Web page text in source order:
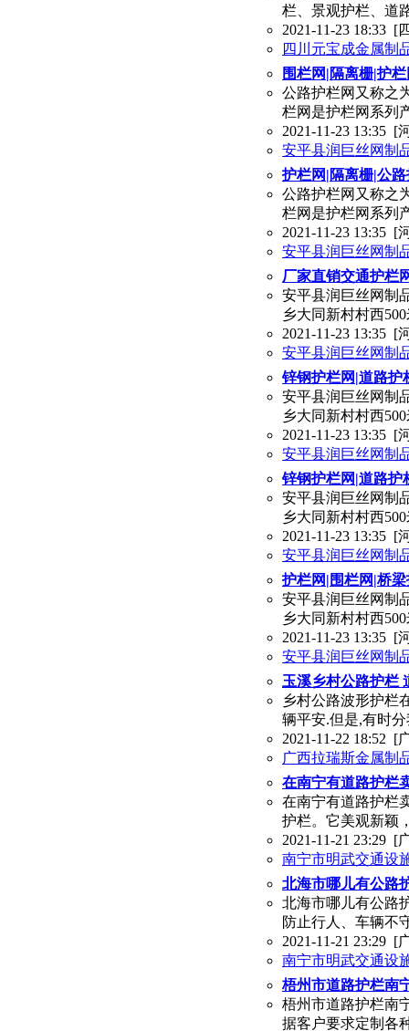
栏、景观护栏、道
2021-11-23 18:33 [
四川元宝成金属制
围栏网|隔离栅|护
公路护栏网又称之
栏网是护栏网系列
2021-11-23 13:35 [
安平县润巨丝网制
护栏网|隔离栅|公
公路护栏网又称之
栏网是护栏网系列
2021-11-23 13:35 [
安平县润巨丝网制
厂家直销交通护栏
安平县润巨丝网制
乡大同新村村西
2021-11-23 13:35 [
安平县润巨丝网制
锌钢护栏网|道路护
安平县润巨丝网制
乡大同新村村西
2021-11-23 13:35 [
安平县润巨丝网制
锌钢护栏网|道路护
安平县润巨丝网制
乡大同新村村西
2021-11-23 13:35 [
安平县润巨丝网制
护栏网|围栏网|桥
安平县润巨丝网制
乡大同新村村西
2021-11-23 13:35 [
安平县润巨丝网制
玉溪乡村公路护栏
乡村公路波形护栏
辆平安.但是,有时
2021-11-22 18:52 [
广西拉瑞斯金属制
在南宁有道路护栏
在南宁有道路护栏
护栏。它美观新颖
2021-11-21 23:29 [
南宁市明武交通设
北海市哪儿有公路
北海市哪儿有公路
防止行人、车辆不
2021-11-21 23:29 [
南宁市明武交通设
梧州市道路护栏南
梧州市道路护栏南
据客户要求定制各